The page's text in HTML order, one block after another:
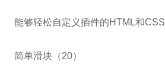
能够轻松自定义插件的HTML和CSS
简单滑块（20）